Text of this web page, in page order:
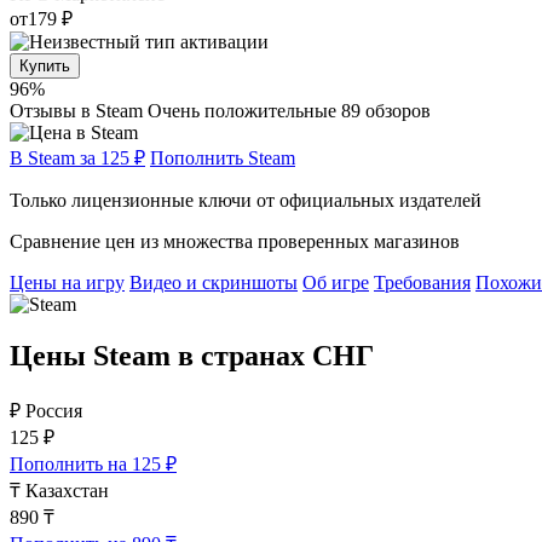
от179 ₽
Купить
96%
Отзывы в Steam Очень положительные 89 обзоров
В Steam за 125 ₽ Пополнить Steam
Только лицензионные ключи от официальных издателей
Сравнение цен из множества проверенных магазинов
Цены на игру Видео и скриншоты Об игре Требования
Цены Steam в странах СНГ
₽ Россия
125 ₽
Пополнить на 125 ₽
₸ Казахстан
890 ₸